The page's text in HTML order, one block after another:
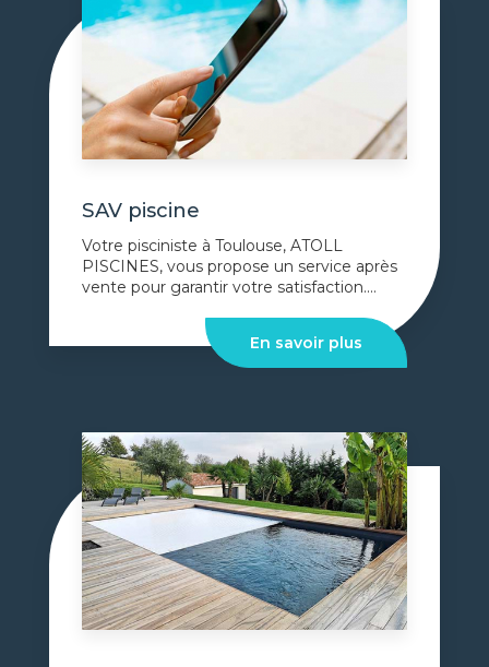
SAV piscine
Votre pisciniste à Toulouse, ATOLL
PISCINES, vous propose un service après
vente pour garantir votre satisfaction....
En savoir plus